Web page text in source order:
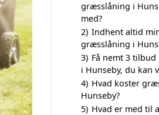
græsslåning i
med?
2) Indhent altid
græsslåning i
3) Få nemt 3
i Hunseby, du kan
4) Hvad koster
Hunseby?
5) Hvad er med til